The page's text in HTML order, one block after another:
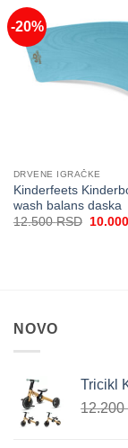
-20%
DRVENE IGRAČKE
Kinderfeets
wash balans daska
12.500RSD 10.000
NOVO
Tricikl
12.200